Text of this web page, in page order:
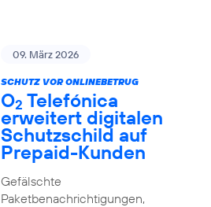
09. März 2026
SCHUTZ VOR ONLINEBETRUG
O2 Telefónica
erweitert digitalen
Schutzschild auf
Prepaid-Kunden
Gefälschte
Paketbenachrichtigungen,